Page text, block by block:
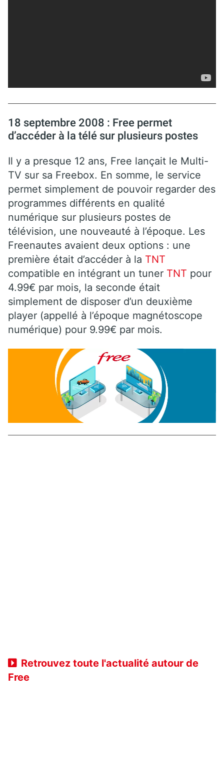
18 septembre 2008 : Free permet
d’accéder à la télé sur plusieurs postes
Il y a presque 12 ans, Free lançait le Multi-
TV sur sa Freebox. En somme, le service
permet simplement de pouvoir regarder des
programmes différents en qualité
numérique sur plusieurs postes de
télévision, une nouveauté à l’époque. Les
Freenautes avaient deux options : une
première était d’accéder à la TNT
compatible en intégrant un tuner TNT pour
4.99€ par mois, la seconde était
simplement de disposer d’un deuxième
player (appellé à l’époque magnétoscope
numérique) pour 9.99€ par mois.
Retrouvez toute l'actualité autour de
Free